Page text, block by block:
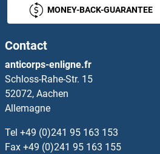
TCF3 Kits ELISA
TCF4 Kits ELISA
TCF7L2 Kits ELISA
TCIRG1 Kits ELISA
TCL1A Kits ELISA
MONEY-BACK-GUARANTEE
Contact
anticorps-enligne.fr
Schloss-Rahe-Str. 15
52072, Aachen
Allemagne
Tel +49 (0)241 95 163 153
Fax +49 (0)241 95 163 155